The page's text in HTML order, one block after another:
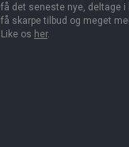
få det seneste nye, deltage i
få skarpe tilbud og meget
Like os her.